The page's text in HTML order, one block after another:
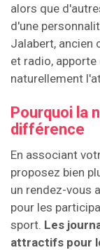
alors que
d'une
Jalabert, ancien
et radio,
naturellement
Pourquoi la
différence
En associant
proposez bien
un rendez-vous
pour les
sport. Les
attractifs pour